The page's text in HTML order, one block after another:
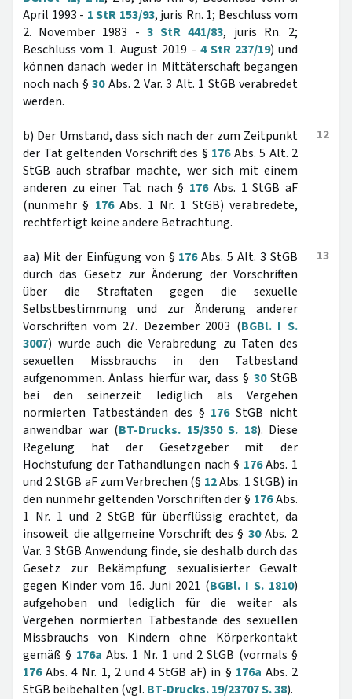
April 1993 - 1 StR 153/93, juris Rn. 1; Beschluss vom
2. November 1983 - 3 StR 441/83, juris Rn. 2;
Beschluss vom 1. August 2019 - 4 StR 237/19) und
können danach weder in Mittäterschaft begangen
noch nach §30Abs. 2 Var. 3 Alt. 1 StGB verabredet
werden.
12
b) Der Umstand, dass sich nach der zum Zeitpunkt
der Tat geltenden Vorschrift des § 176Abs. 5 Alt. 2
StGB auch strafbar machte, wer sich mit einem
anderen zu einer Tat nach § 176Abs. 1 StGB aF
(nunmehr § 176Abs. 1 Nr. 1 StGB) verabredete,
rechtfertigt keine andere Betrachtung.
13
aa) Mit der Einfügung von § 176Abs. 5 Alt. 3 StGB
durch das Gesetz zur Änderung der Vorschriften
über die Straftaten gegen die sexuelle
Selbstbestimmung und zur Änderung anderer
Vorschriften vom 27. Dezember 2003 (BGBl. I S.
3007) wurde auch die Verabredung zu Taten des
sexuellen Missbrauchs in den Tatbestand
aufgenommen. Anlass hierfür war, dass § 30StGB
bei den seinerzeit lediglich als Vergehen
normierten Tatbeständen des § 176StGB nicht
anwendbar war (BT-Drucks. 15/350 S. 18). Diese
Regelung hat der Gesetzgeber mit der
Hochstufung der Tathandlungen nach § 176Abs. 1
und 2 StGB aF zum Verbrechen (§ 12Abs. 1 StGB) in
den nunmehr geltenden Vorschriften der § 176Abs.
1 Nr. 1 und 2 StGB für überflüssig erachtet, da
insoweit die allgemeine Vorschrift des § 30Abs. 2
Var. 3 StGB Anwendung finde, sie deshalb durch das
Gesetz zur Bekämpfung sexualisierter Gewalt
gegen Kinder vom 16. Juni 2021 (BGBl. I S. 1810)
aufgehoben und lediglich für die weiter als
Vergehen normierten Tatbestände des sexuellen
Missbrauchs von Kindern ohne Körperkontakt
gemäß § 176a Abs. 1 Nr. 1 und 2 StGB (vormals §
176Abs. 4 Nr. 1, 2 und 4 StGB aF) in § 176a Abs. 2
StGB beibehalten (vgl. BT-Drucks. 19/23707 S. 38).